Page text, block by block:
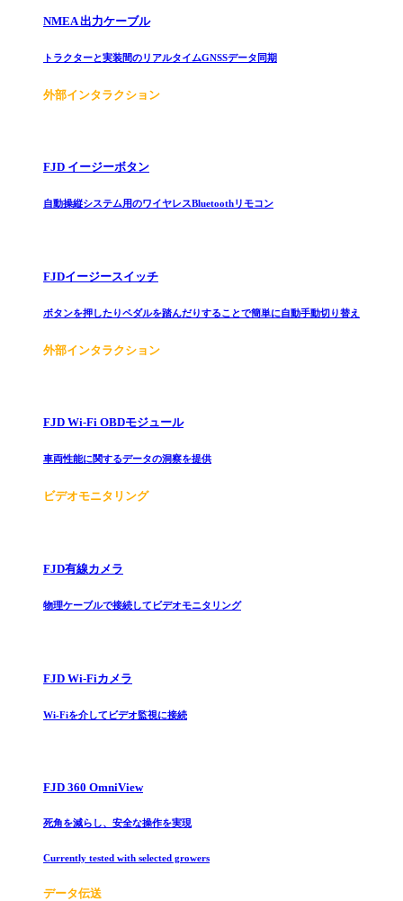
NMEA 出力ケーブル
トラクターと実装間のリアルタイムGNSSデータ同期
外部インタラクション
FJD イージーボタン
自動操縦システム用のワイヤレスBluetoothリモコン
FJDイージースイッチ
ボタンを押したりペダルを踏んだりすることで簡単に自動手動切り替え
外部インタラクション
FJD Wi-Fi OBDモジュール
車両性能に関するデータの洞察を提供
ビデオモニタリング
FJD有線カメラ
物理ケーブルで接続してビデオモニタリング
FJD Wi-Fiカメラ
Wi-Fiを介してビデオ監視に接続
FJD 360 OmniView
死角を減らし、安全な操作を実現
Currently tested with selected growers
データ伝送